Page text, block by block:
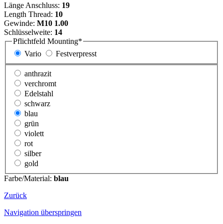
Länge Anschluss: 19
Length Thread: 10
Gewinde: M10 1.00
Schlüsselweite: 14
Pflichtfeld Mounting*
Vario
Festverpresst
anthrazit
verchromt
Edelstahl
schwarz
blau
grün
violett
rot
silber
gold
Farbe/Material: blau
Zurück
Navigation überspringen